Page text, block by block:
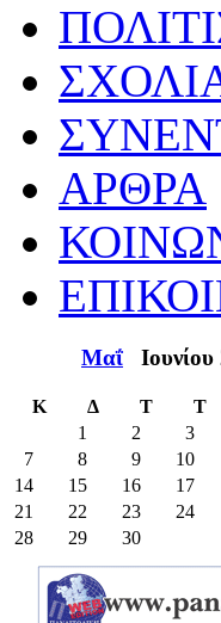
ΑΡΘΡΑ
Μαΐ
Κ Δ Τ Τ
1
2 3
7
8 9 10
14
15 16 17
21
22 23 24
28
29 30